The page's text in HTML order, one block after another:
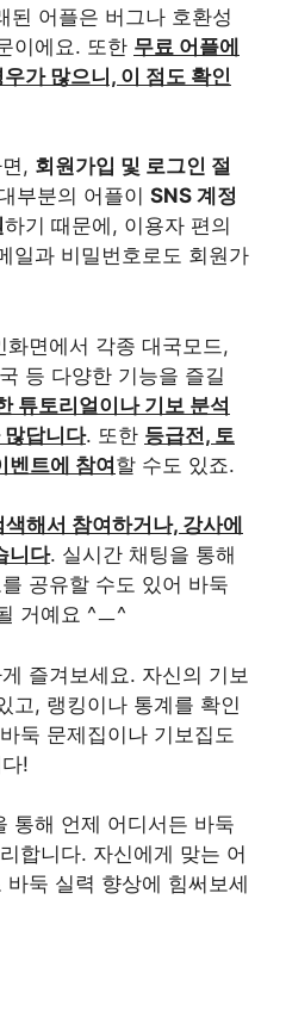
된 어플은 버그나 호환성
이에요. 또한 무료 어플에
가 많으니, 이 점도 확인
, 회원가입 및 로그인 절
부분의 어플이 SNS 계정
하기 때문에, 이용자 편의
일과 비밀번호로도 회원가
화면에서 각종 대국모드,
등 다양한 기능을 즐길
튜토리얼이나 기보 분석
많답니다. 또한 등급전, 토
벤트에 참여할 수도 있죠.
해서 참여하거나, 강사에
니다. 실시간 채팅을 통해
공유할 수도 있어 바둑
거예요 ^ㅡ^
즐겨보세요. 자신의 기보
고, 랭킹이나 통계를 확인
둑 문제집이나 기보집도
!
통해 언제 어디서든 바둑
합니다. 자신에게 맞는 어
둑 실력 향상에 힘써보세